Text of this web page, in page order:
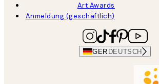
Art Awards
Anmeldung (geschäftlich)
GER DEUTSCH